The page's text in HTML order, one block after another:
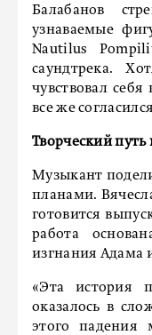
Балабанов
узнаваемые
Nautilus
саундтрека.
чувствовал
все же
Творческий
Музыкант
планами.
готовится
работа
изгнания Адама
«Эта история
оказалось в
этого